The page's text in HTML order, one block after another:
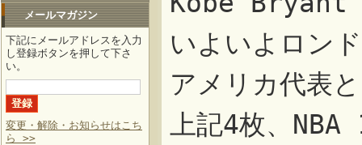
メールマガジン
下記にメールアドレスを入力
し登録ボタンを押して下さ
い。
変更・解除・お知らせはこち
ら >>
いよいよロン
アメリカ代表
上記4枚、